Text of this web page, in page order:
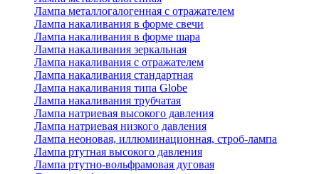
Лампа металлогалогенная с отражателем
Лампа накаливания в форме свечи
Лампа накаливания в форме шара
Лампа накаливания зеркальная
Лампа накаливания с отражателем
Лампа накаливания стандартная
Лампа накаливания типа Globe
Лампа накаливания трубчатая
Лампа натриевая высокого давления
Лампа натриевая низкого давления
Лампа неоновая, иллюминационная, строб-лампа
Лампа ртутная высокого давления
Лампа ртутно-вольфрамовая дуговая